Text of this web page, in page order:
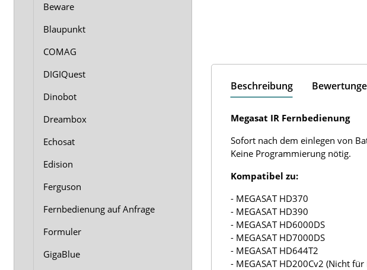
Beschreibung
Megasat IR Fernbedienung
Sofort nach dem einlegen von
Keine Programmierung nötig.
Kompatibel zu:
- MEGASAT HD370
- MEGASAT HD390
- MEGASAT HD6000DS
- MEGASAT HD7000DS
- MEGASAT HD644T2
- MEGASAT HD200Cv2 (Nicht
Beware
Blaupunkt
COMAG
DIGIQuest
Dinobot
Dreambox
Echosat
Edision
Ferguson
Fernbedienung auf Anfrage
Formuler
GigaBlue